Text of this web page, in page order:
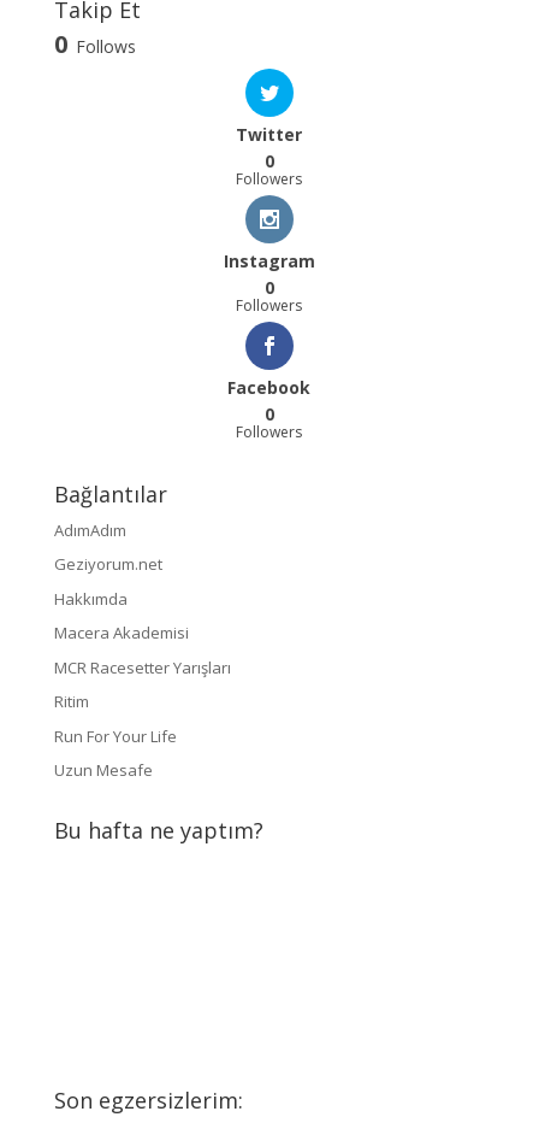
Takip Et
0 Follows
Twitter
0
Followers
Instagram
0
Followers
Facebook
0
Followers
Bağlantılar
AdımAdım
Geziyorum.net
Hakkımda
Macera Akademisi
MCR Racesetter Yarışları
Ritim
Run For Your Life
Uzun Mesafe
Bu hafta ne yaptım?
Son egzersizlerim: